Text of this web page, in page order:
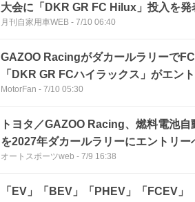
大会に「DKR GR FC Hilux」投入を発
月刊自家用車WEB - 7/10 06:40
GAZOO Racingがダカールラリーで
「DKR GR FCハイラックス」がエン
MotorFan - 7/10 05:30
トヨタ／GAZOO Racing、燃料電池
を2027年ダカールラリーにエントリー
オートスポーツweb - 7/9 16:38
「EV」「BEV」「PHEV」「FCEV